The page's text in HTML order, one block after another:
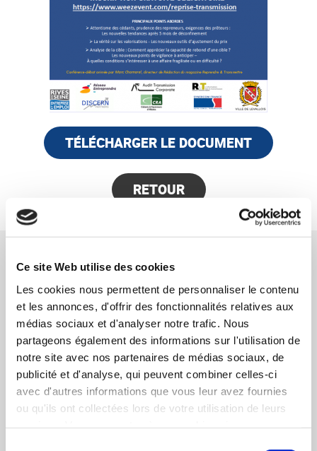
Ce site Web utilise des cookies
Les cookies nous permettent de personnaliser le contenu
et les annonces, d'offrir des fonctionnalités relatives aux
médias sociaux et d'analyser notre trafic. Nous
partageons également des informations sur l'utilisation de
notre site avec nos partenaires de médias sociaux, de
publicité et d'analyse, qui peuvent combiner celles-ci
avec d'autres informations que vous leur avez fournies
ou qu'ils ont collectées lors de votre utilisation de leurs
TÉLÉCHARGER LE DOCUMENT
RETOUR
Cession d’entreprise dans le secteur 3D :
Christophe Berthier interviewé dans Viva
Protect Magazine
28/07/2025 EN SAVOIR PLUS
MEILLEURS VOEUX POUR 2025 !
20/01/2025 EN SAVOIR PLUS
Combien vaut mon entreprise ? Participation